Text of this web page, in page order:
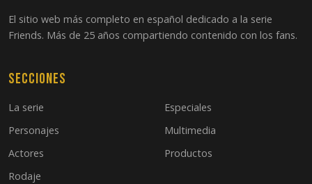
El sitio web más completo en español dedicado a la serie
Friends. Más de 25 años compartiendo contenido con los fans.
Secciones
La serie
Personajes
Actores
Rodaje
Especiales
Multimedia
Productos